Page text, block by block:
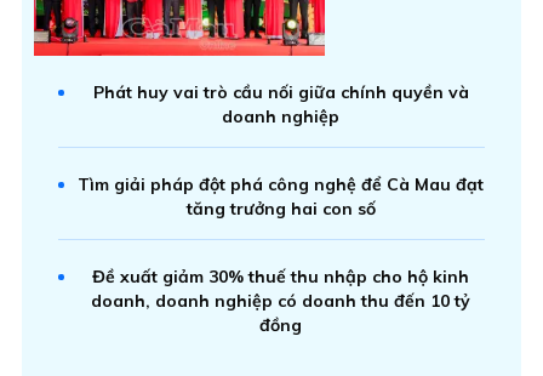
Phát huy vai trò cầu nối giữa chính quyền và
doanh nghiệp
Tìm giải pháp đột phá công nghệ để Cà Mau đạt
tăng trưởng hai con số
Đề xuất giảm 30% thuế thu nhập cho hộ kinh
doanh, doanh nghiệp có doanh thu đến 10 tỷ
đồng